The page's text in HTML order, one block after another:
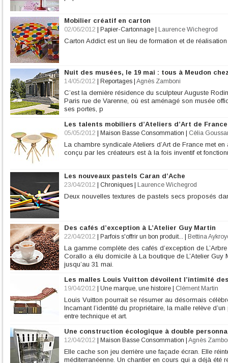
Mobilier créatif en carton
02/06/2012 Papier-Cartonnage Laurence Wichegrod
Carton Addict est un lieu de formation et de
Nuit des musées, le 19 mai : tous à Meudon
14/05/2012 Reportages Agnès Zamboni
C’est la dernière résidence du sculpteur Auguste
Paris rue de Varenne, où est aménagé son musée
ses portes, p
Les talents mobiliers d’Ateliers d’Art de France
05/05/2012 Maison Basse Consommation Célia
La chambre syndicale Ateliers d’Art de France met
conçu par les créateurs est à la fois inventif et
Les nouveaux pastels Caran d’Ache
23/04/2012 Chroniques Laurence Wichegrod
Deux nouvelles textures de pastels secs proposés
Des cafés d’exception à L’Atelier Guy Martin
22/04/2012 Parfois s'offrir un bon produit... Bettina
La gamme complète des cafés d’exception de
Corallo a élu domicile à La boutique de L’Atelier Guy
jusqu’au 31 mai.
Les malles Louis Vuitton dévoilent l’intimité
19/04/2012 Une marque, une histoire Clément Martin
Louis Vuitton pourrait se résumer au désormais
Incarnant l’identité du propriétaire, la malle relève
entre technique et art.
Une construction écologique à double
12/04/2012 Maison Basse Consommation Agnès
Elle cache son jeu derrière une façade écran. Elle
méditerranéenne. Un chantier en cours qui a déjà été